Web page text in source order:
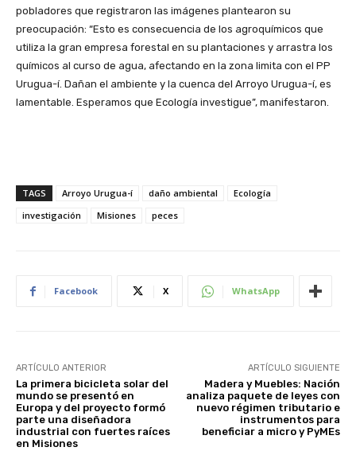
pobladores que registraron las imágenes plantearon su
preocupación: “Esto es consecuencia de los agroquímicos que
utiliza la gran empresa forestal en su plantaciones y arrastra los
químicos al curso de agua, afectando en la zona limita con el PP
Urugua-í. Dañan el ambiente y la cuenca del Arroyo Urugua-í, es
lamentable. Esperamos que Ecología investigue”, manifestaron.
TAGS Arroyo Urugua-í daño ambiental
Ecología
investigación
Misiones peces
Facebook X WhatsApp
ARTÍCULO ANTERIOR
La primera bicicleta solar del
mundo se presentó en
Europa y del proyecto formó
parte una diseñadora
industrial con fuertes raíces
en Misiones
ARTÍCULO SIGUIENTE
Madera y Muebles: Nación
analiza paquete de leyes con
nuevo régimen tributario e
instrumentos para
beneficiar a micro y PyMEs